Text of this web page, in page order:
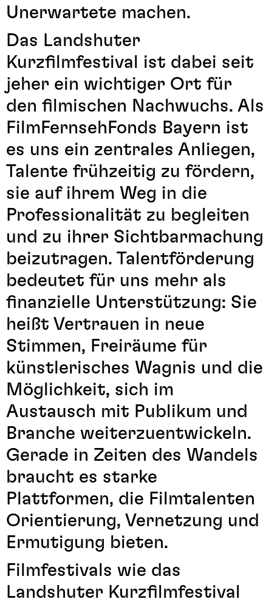
Unerwartete machen.
Das Landshuter
Kurzfilmfestival ist dabei seit
jeher ein wichtiger Ort für
den filmischen Nachwuchs. Als
FilmFernsehFonds Bayern ist
es uns ein zentrales Anliegen,
Talente frühzeitig zu fördern,
sie auf ihrem Weg in die
Professionalität zu begleiten
und zu ihrer Sichtbarmachung
beizutragen. Talentförderung
bedeutet für uns mehr als
finanzielle Unterstützung: Sie
heißt Vertrauen in neue
Stimmen, Freiräume für
künstlerisches Wagnis und die
Möglichkeit, sich im
Austausch mit Publikum und
Branche weiterzuentwickeln.
Gerade in Zeiten des Wandels
braucht es starke
Plattformen, die Filmtalenten
Orientierung, Vernetzung und
Ermutigung bieten.
Filmfestivals wie das
Landshuter Kurzfilmfestival